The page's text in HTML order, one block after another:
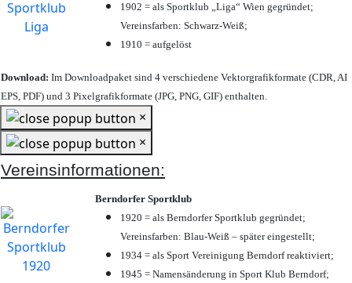
1902 = als Sportklub „Liga“ Wien gegründet;
Vereinsfarben: Schwarz-Weiß;
1910 = aufgelöst
Download: Im Downloadpaket sind 4 verschiedene Vektorgrafikformate (CDR, AI
EPS, PDF) und 3 Pixelgrafikformate (JPG, PNG, GIF) enthalten.
×
×
Vereinsinformationen:
Berndorfer Sportklub
1920 = als Berndorfer Sportklub gegründet;
Vereinsfarben: Blau-Weiß – später eingestellt;
1934 = als Sport Vereinigung Berndorf reaktiviert;
1945 = Namensänderung in Sport Klub Berndorf;